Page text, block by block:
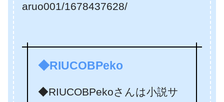
aruo001/1678437628/
◆RIUCOBPeko
◆RIUCOBPekoさんは小説サ